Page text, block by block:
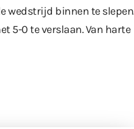
wedstrijd binnen te
5-0 te verslaan. Van harte